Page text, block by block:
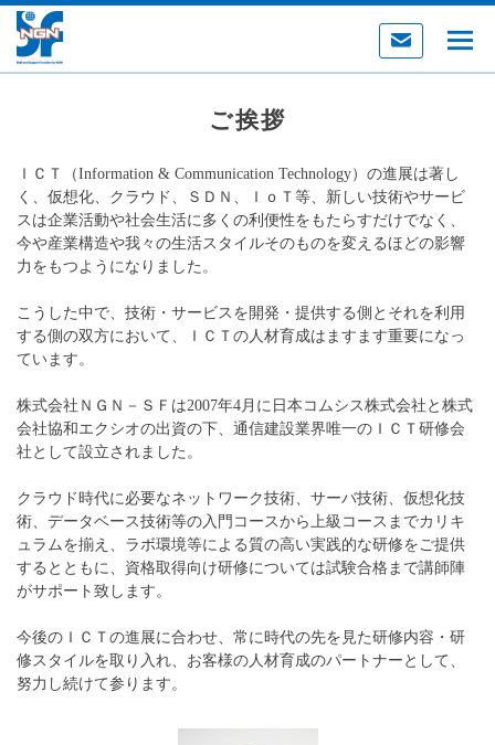
ご挨拶
ＩＣＴ（Information & Communication Technology）の進展は著し
く、仮想化、クラウド、ＳＤＮ、ＩｏＴ等、新しい技術やサービ
スは企業活動や社会生活に多くの利便性をもたらすだけでなく、
今や産業構造や我々の生活スタイルそのものを変えるほどの影響
力をもつようになりました。
こうした中で、技術・サービスを開発・提供する側とそれを利用
する側の双方において、ＩＣＴの人材育成はますます重要になっ
ています。
株式会社ＮＧＮ－ＳＦは2007年4月に日本コムシス株式会社と株式
会社協和エクシオの出資の下、通信建設業界唯一のＩＣＴ研修会
社として設立されました。
クラウド時代に必要なネットワーク技術、サーバ技術、仮想化技
術、データベース技術等の入門コースから上級コースまでカリキ
ュラムを揃え、ラボ環境等による質の高い実践的な研修をご提供
するとともに、資格取得向け研修については試験合格まで講師陣
がサポート致します。
今後のＩＣＴの進展に合わせ、常に時代の先を見た研修内容・研
修スタイルを取り入れ、お客様の人材育成のパートナーとして、
努力し続けて参ります。